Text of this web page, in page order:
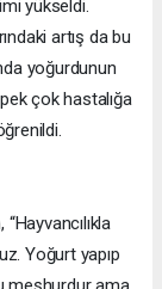
yükseldi.
artış da bu
yoğurdunun
çok hastalığa
Yoğurt yapıp